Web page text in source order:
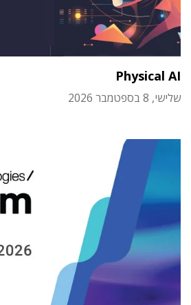
Physical AI
שלישי, 8 בספטמבר 2026